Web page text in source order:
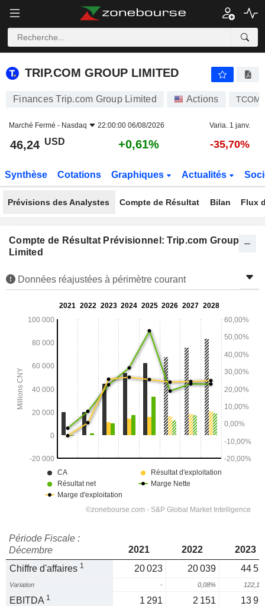
TRIP.COM GROUP LIMITED
TRIP.COM GROUP LIMITED
Finances Trip.com Group Limited Actions TCOM
Marché Fermé - Nasdaq 22:00:00 06/08/2026 Varia. 1 janv.
46,24 USD +0,61% -35,70%
Synthèse Cotations Graphiques Actualités
Prévisions des Analystes Compte de Résultat Bilan Flux
Compte de Résultat Prévisionnel: Trip.com Group
Limited
Données réajustées à périmètre courant
Période Fiscale :
Décembre
2021 2022
2023
Chiffre d'affaires 1 20 023 20 039 44
Variation - 0,08%
EBITDA 1 1 291 2 151 13